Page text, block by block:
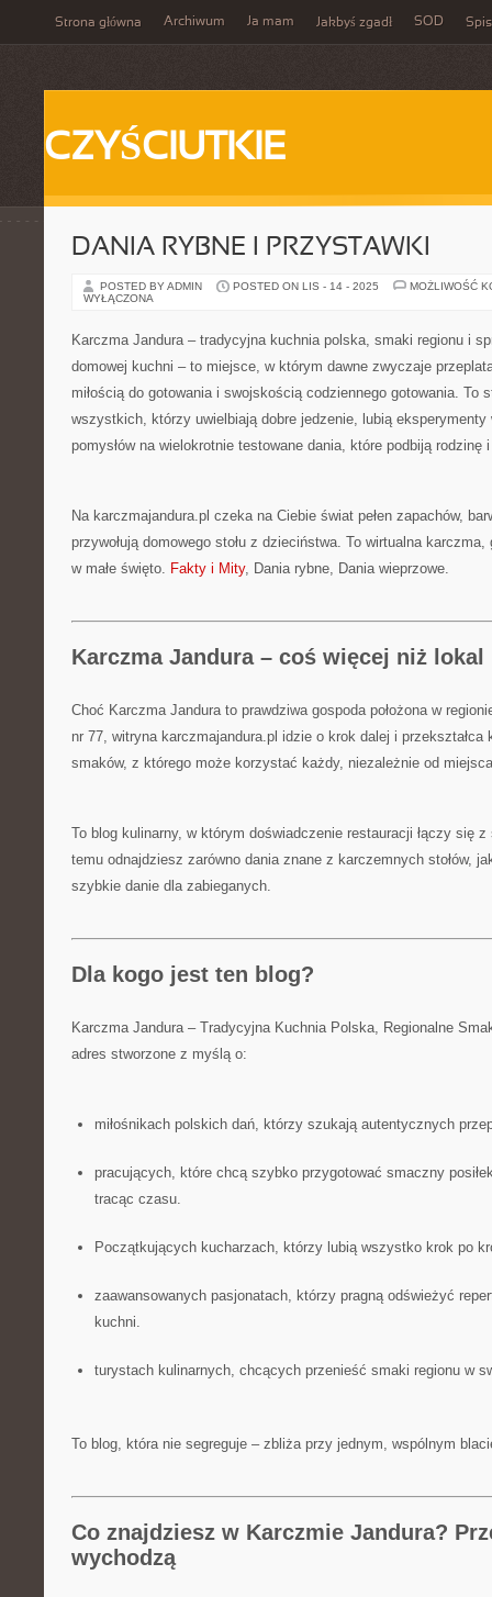
Strona główna Archiwum Ja mam Jakbyś zgadł SOD
CZYŚCIUTKIE
DANIA RYBNE I PRZYSTAWKI
POSTED BY ADMIN POSTED ON LIS - 14 - 2025
MOŻLIWOŚĆ
WYŁĄCZONA
Karczma Jandura – tradycyjna kuchnia polska, smaki regionu i
domowej kuchni – to miejsce, w którym dawne zwyczaje
miłością do gotowania i swojskością codziennego gotowania. To
wszystkich, którzy uwielbiają dobre jedzenie, lubią eksperymenty
pomysłów na wielokrotnie testowane dania, które podbiją rodzinę
Na karczmajandura.pl czeka na Ciebie świat pełen zapachów,
przywołują domowego stołu z dzieciństwa. To wirtualna
w małe święto. Fakty i Mity, Dania rybne, Dania wieprzowe.
Karczma Jandura – coś więcej niż lokal
Choć Karczma Jandura to prawdziwa gospoda położona w
nr 77, witryna karczmajandura.pl idzie o krok dalej i przekształca
smaków, z którego może korzystać każdy, niezależnie od
To blog kulinarny, w którym doświadczenie restauracji łączy się
temu odnajdziesz zarówno dania znane z karczemnych stołów,
szybkie danie dla zabieganych.
Dla kogo jest ten blog?
Karczma Jandura – Tradycyjna Kuchnia Polska, Regionalne
adres stworzone z myślą o:
miłośnikach polskich dań, którzy szukają autentycznych
pracujących, które chcą szybko przygotować smaczny
tracąc czasu.
Początkujących kucharzach, którzy lubią wszystko krok po
zaawansowanych pasjonatach, którzy pragną odświeżyć
kuchni.
turystach kulinarnych, chcących przenieść smaki regionu w
To blog, która nie segreguje – zbliża przy jednym, wspólnym
Co znajdziesz w Karczmie Jandura?
wychodzą